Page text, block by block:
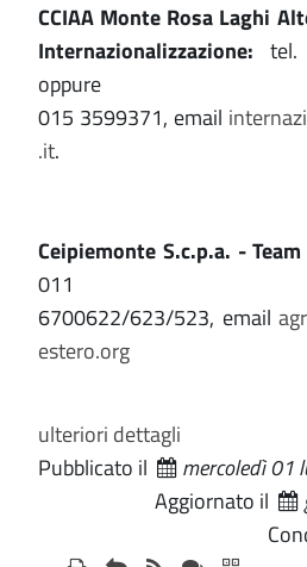
CCIAA Monte Rosa Laghi
Internazionalizzazione:
oppure
015 3599371, email
.it.
Ceipiemonte S.c.p.a. -
011
6700622/623/523, email
estero.org
ulteriori dettagli
Pubblicato il
mercoledì 01
Aggiornato il